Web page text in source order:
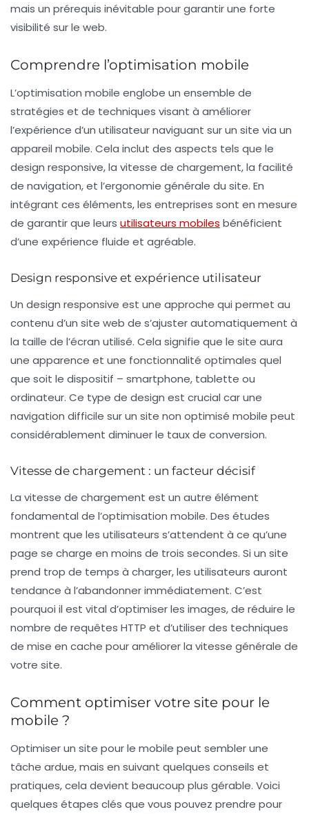
mais un prérequis inévitable pour garantir une forte
visibilité sur le web.
Comprendre l’optimisation mobile
L’optimisation mobile englobe un ensemble de
stratégies et de techniques visant à améliorer
l’expérience d’un utilisateur naviguant sur un site via un
appareil mobile. Cela inclut des aspects tels que le
design responsive, la vitesse de chargement, la facilité
de navigation, et l’ergonomie générale du site. En
intégrant ces éléments, les entreprises sont en mesure
de garantir que leurs utilisateurs mobiles bénéficient
d’une expérience fluide et agréable.
Design responsive et expérience utilisateur
Un design responsive est une approche qui permet au
contenu d’un site web de s’ajuster automatiquement à
la taille de l’écran utilisé. Cela signifie que le site aura
une apparence et une fonctionnalité optimales quel
que soit le dispositif – smartphone, tablette ou
ordinateur. Ce type de design est crucial car une
navigation difficile sur un site non optimisé mobile peut
considérablement diminuer le taux de conversion.
Vitesse de chargement : un facteur décisif
La vitesse de chargement est un autre élément
fondamental de l’optimisation mobile. Des études
montrent que les utilisateurs s’attendent à ce qu’une
page se charge en moins de trois secondes. Si un site
prend trop de temps à charger, les utilisateurs auront
tendance à l’abandonner immédiatement. C’est
pourquoi il est vital d’optimiser les images, de réduire le
nombre de requêtes HTTP et d’utiliser des techniques
de mise en cache pour améliorer la vitesse générale de
votre site.
Comment optimiser votre site pour le
mobile ?
Optimiser un site pour le mobile peut sembler une
tâche ardue, mais en suivant quelques conseils et
pratiques, cela devient beaucoup plus gérable. Voici
quelques étapes clés que vous pouvez prendre pour